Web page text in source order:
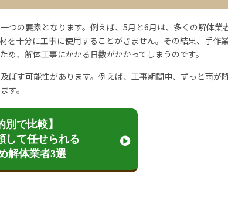
つの要素となります。例えば、5月と6月は、多くの解体業
を十分に工事に使用することがきません。その結果、手作
、解体工事にかかる日数がかかってしまうのです。
ぼす可能性があります。例えば、工事期間中、ずっと雨が
す。
別で比較】
して任せられる
解体業者3選